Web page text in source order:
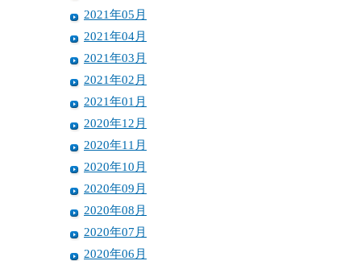
2021年05月
2021年04月
2021年03月
2021年02月
2021年01月
2020年12月
2020年11月
2020年10月
2020年09月
2020年08月
2020年07月
2020年06月